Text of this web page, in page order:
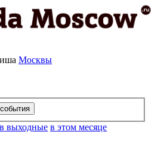
Москвы
в выходные в этом месяце